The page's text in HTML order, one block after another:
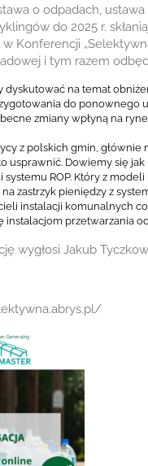
o odpadach,
do 2025 r.
w Konferencji
i tym razem
dyskutować na temat
do ponownego
zmiany wpłyną na
z polskich gmin,
Dowiemy się jak
ROP. Który z
zastrzyk pieniędzy z
instalacji komunalnych
instalacjom przetwarzania
wygłosi Jakub